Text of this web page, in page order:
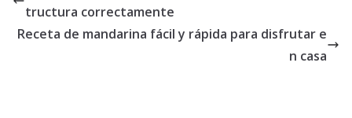
tructura correctamente
Receta de mandarina fácil y rápida para disfrutar e
n casa